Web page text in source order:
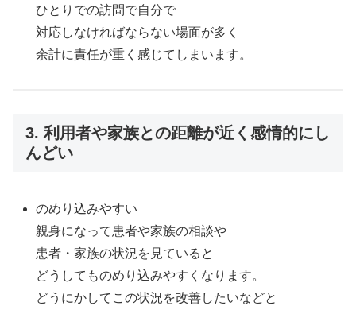
ひとりでの訪問で自分で
対応しなければならない場面が多く
余計に責任が重く感じてしまいます。
3. 利用者や家族との距離が近く感情的にし
んどい
のめり込みやすい
親身になって患者や家族の相談や
患者・家族の状況を見ていると
どうしてものめり込みやすくなります。
どうにかしてこの状況を改善したいなどと